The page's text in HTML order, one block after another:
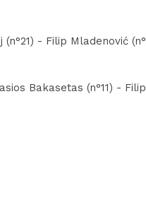
- Filip Mladenović
Bakasetas (n°11) -